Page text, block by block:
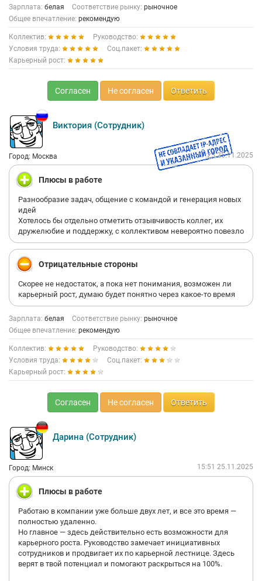
Зарплата: белая Соответствие рынку: рыночное
Общее впечатление: рекомендую
Коллектив:
Руководство:
Условия труда:
Соц.пакет:
Карьерный рост:
Согласен Не согласен Ответить
Виктория (Сотрудник)
Город: Москва 17:25 25.11.2025
Плюсы в работе
Разнообразие задач, общение с командой и генерация новых
идей
Хотелось бы отдельно отметить отзывчивость коллег, их
дружелюбие и поддержку, с коллективом невероятно повезло
Отрицательные стороны
Скорее не недостаток, а пока нет понимания, возможен ли
карьерный рост, думаю будет понятно через какое-то время
Зарплата: белая Соответствие рынку: рыночное
Общее впечатление: рекомендую
Коллектив:
Руководство:
Условия труда:
Соц.пакет:
Карьерный рост:
Согласен Не согласен Ответить
Дарина (Сотрудник)
Город: Минск 15:51 25.11.2025
Плюсы в работе
Работаю в компании уже больше двух лет, и все это время —
полностью удаленно.
Но главное — здесь действительно есть возможности для
карьерного роста. Руководство замечает инициативных
сотрудников и продвигает их по карьерной лестнице. Здесь
верят в твой потенциал и помогают раскрыться на 100%.